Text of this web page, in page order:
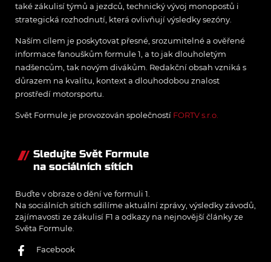
také zákulisí týmů a jezdců, technický vývoj monopostů i
strategická rozhodnutí, která ovlivňují výsledky sezóny.
Naším cílem je poskytovat přesné, srozumitelné a ověřené
informace fanouškům formule 1, a to jak dlouholetým
nadšencům, tak novým divákům. Redakční obsah vzniká s
důrazem na kvalitu, kontext a dlouhodobou znalost
prostředí motorsportu.
Svět Formule je provozován společností FORTV s.r.o.
Sledujte Svět Formule
na sociálních sítích
Buďte v obraze o dění ve formuli 1.
Na sociálních sítích sdílíme aktuální zprávy, výsledky závodů,
zajímavosti ze zákulisí F1 a odkazy na nejnovější články ze
Světa Formule.
Facebook